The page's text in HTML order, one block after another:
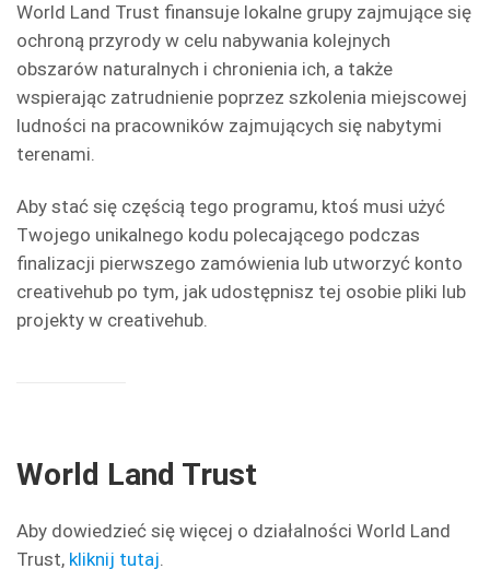
World Land Trust finansuje lokalne grupy zajmujące się
ochroną przyrody w celu nabywania kolejnych
obszarów naturalnych i chronienia ich, a także
wspierając zatrudnienie poprzez szkolenia miejscowej
ludności na pracowników zajmujących się nabytymi
terenami.
Aby stać się częścią tego programu, ktoś musi użyć
Twojego unikalnego kodu polecającego podczas
finalizacji pierwszego zamówienia lub utworzyć konto
creativehub po tym, jak udostępnisz tej osobie pliki lub
projekty w creativehub.
World Land Trust
Aby dowiedzieć się więcej o działalności World Land
Trust, kliknij tutaj.